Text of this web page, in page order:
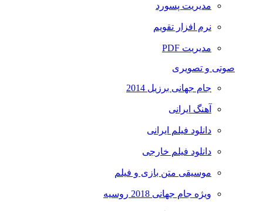
مدیریت پسورد
نرم افزار تقویم
مدیریت PDF
صوتی و تصویری
جام جهانی برزیل 2014
آهنگ ایرانی
دانلود فیلم ایرانی
دانلود فیلم خارجی
موسیقی متن بازی و فیلم
ویژه جام جهانی 2018 روسیه